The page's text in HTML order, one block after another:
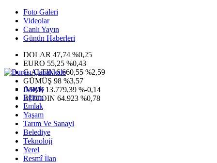
Foto Galeri
Videolar
Canlı Yayın
Günün Haberleri
DOLAR 47,74 %0,25
EURO 55,25 %0,43
G.ALTIN6.660,55 %2,59
GÜMÜŞ 98 %3,57
IMKB 13.779,39 %-0,14
BITCOIN 64.923 %0,78
Asayiş
Eğitim
Emlak
Yaşam
Tarım Ve Sanayi
Belediye
Teknoloji
Yerel
Resmî İlan